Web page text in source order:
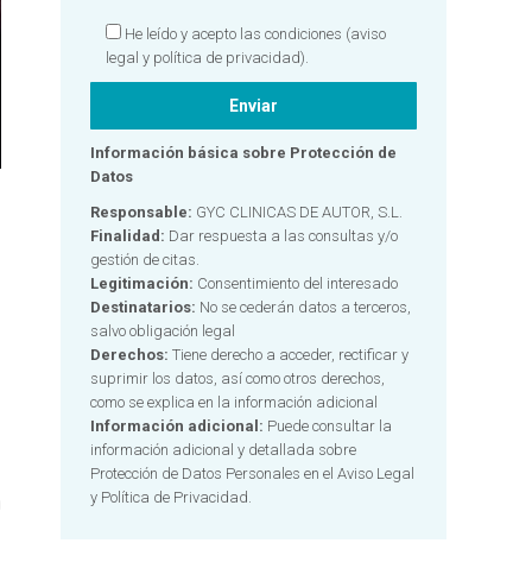
He leído y acepto las condiciones (aviso
legal y política de privacidad).
Información básica sobre Protección de
Datos
Responsable: GYC CLINICAS DE AUTOR, S.L.
Finalidad: Dar respuesta a las consultas y/o
gestión de citas.
Legitimación: Consentimiento del interesado
Destinatarios: No se cederán datos a terceros,
salvo obligación legal
Derechos: Tiene derecho a acceder, rectificar y
suprimir los datos, así como otros derechos,
como se explica en la información adicional
Información adicional: Puede consultar la
información adicional y detallada sobre
Protección de Datos Personales en el Aviso Legal
y Política de Privacidad.